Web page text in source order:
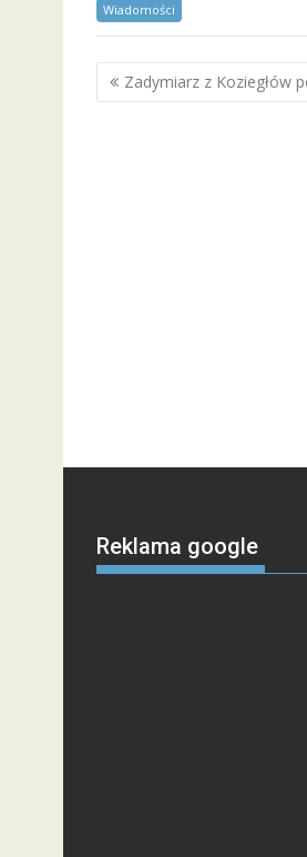
Wiadomości
Nawigacja
wpisu
Zadymiarz z Koziegłów
Reklama google